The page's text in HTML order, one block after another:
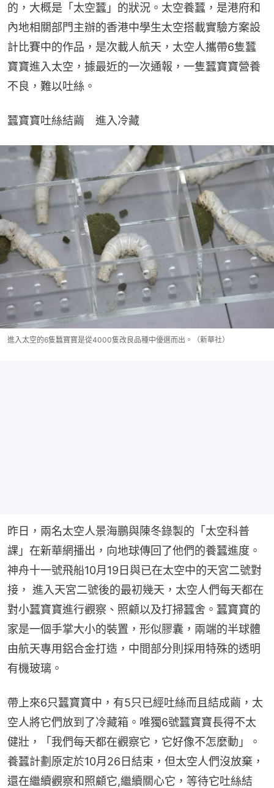
的，大概是「太空蠶」的狀況。太空養蠶，是港府和
內地相關部門主辦的香港中學生太空搭載實驗方案設
計比賽中的作品，是次載人航天，太空人攜帶6隻蠶
寶寶進入太空，據最近的一次通報，一隻蠶寶寶營養
不良，難以吐絲。
蠶寶寶吐絲結繭　進入冷藏
進入太空的6隻蠶寶寶是從4000隻改良品種中優選而出。（新華社）
昨日，兩名太空人景海鵬與陳冬錄製的「太空科普
課」在新華網播出，向地球傳回了他們的養蠶進度。
神舟十一號飛船10月19日與已在太空中的天宮二號對
接， 進入天宮二號後的最初幾天，太空人們每天都在
對小蠶寶寶進行觀察、照顧以及打掃蠶舍。蠶寶寶的
家是一個手掌大小的裝置，形似膠囊，兩端的半球體
由航天專用鋁合金打造，中間部分則採用特殊的透明
有機玻璃。
帶上來6只蠶寶寶中，有5只已經吐絲而且結成繭，太
空人將它們放到了冷藏箱。唯獨6號蠶寶寶長得不太
健壯，「我們每天都在觀察它，它好像不怎麼動」。
養蠶計劃原定於10月26日結束，但太空人們沒放棄，
還在繼續觀察和照顧它,繼續關心它，等待它吐絲結